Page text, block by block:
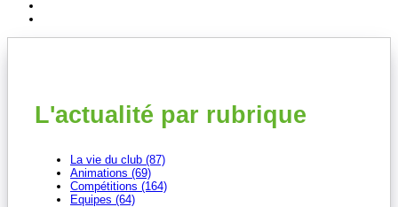
L'actualité par rubrique
La vie du club (87)
Animations (69)
Compétitions (164)
Equipes (64)